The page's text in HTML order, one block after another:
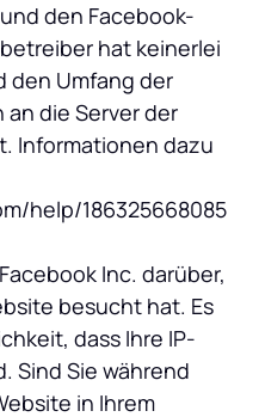
den Facebook-
hat keinerlei
den Umfang der
an die Server der
Informationen dazu
help/186325668085
Inc. darüber,
besucht hat. Es
dass Ihre IP-
Sind Sie während
in Ihrem